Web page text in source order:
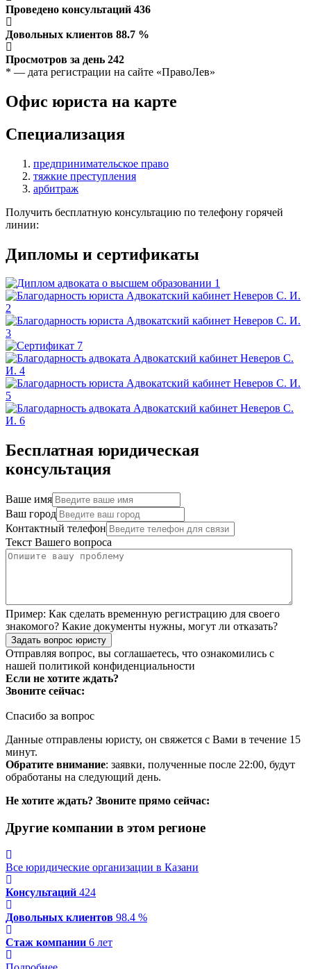
Проведено консультаций 436
Довольных клиентов 88.7 %
Просмотров за день 242
* — дата регистрации на сайте «ПравоЛев»
Офис юриста на карте
Специализация
предпринимательское право
тяжкие преступления
арбитраж
Получить бесплатную консультацию по телефону горячей
линии:
Дипломы и сертификаты
Бесплатная юридическая
консультация
Ваше имя
Ваш город
Контактный телефон
Текст Вашего вопроса
Пример: Как сделать временную регистрацию для своего
знакомого? Какие документы нужны, могут ли отказать?
Задать вопрос юристу
Отправляя вопрос, вы соглашаетесь, что ознакомились с
нашей политикой конфиденциальности
Если не хотите ждать?
Звоните сейчас:
Спасибо за вопрос
Данные отправлены юристу, он свяжется с Вами в течение 15
минут.
Обратите внимание: заявки, полученные после 22:00, будут
обработаны на следующий день.
Не хотите ждать? Звоните прямо сейчас:
Другие компании в этом регионе
Все юридические организации в Казани
Консультаций 424
Довольных клиентов 98.4 %
Стаж компании 6 лет